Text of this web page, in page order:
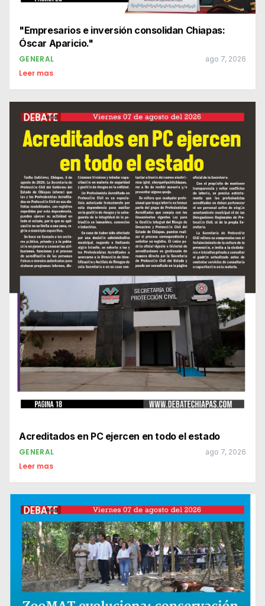
"Empresarios e inversión consolidan Chiapas:
GENERAL ago 7, 2026
Leer mas
Acreditados en PC ejercen en todo el estado
GENERAL ago 7, 2026
Leer mas